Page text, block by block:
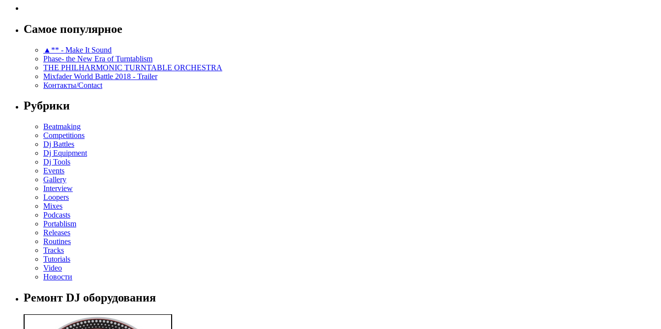
Самое популярное
▲** - Make It Sound
Phase- the New Era of Turntablism
THE PHILHARMONIC TURNTABLE ORCHESTRA
Mixfader World Battle 2018 - Trailer
Контакты/Contact
Рубрики
Beatmaking
Competitions
Dj Battles
Dj Equipment
Dj Tools
Events
Gallery
Interview
Loopers
Mixes
Podcasts
Portablism
Releases
Routines
Tracks
Tutorials
Video
Новости
Ремонт DJ оборудования